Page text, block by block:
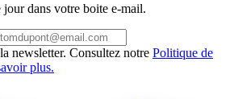
dans votre boite e-mail.
newsletter. Consultez notre Politique de
plus.